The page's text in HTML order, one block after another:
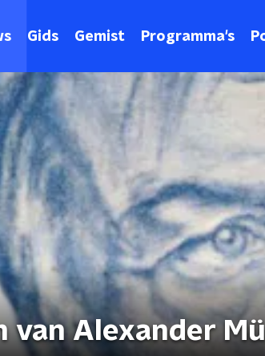
Gids Gemist Programma's
van Alexander